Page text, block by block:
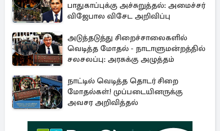
பாதுகாப்புக்கு அச்சுறுத்தல்: அமைச்சர்
விஜேபால விசேட அறிவிப்பு
அடுத்தடுத்து சிறைச்சாலைகளில்
வெடித்த மோதல் - நாடாளுமன்றத்தில்
சலசலப்பு: அரசுக்கு அழுத்தம்
நாட்டில் வெடித்த தொடர் சிறை
மோதல்கள்! முப்படையினருக்கு
அவசர அறிவித்தல்